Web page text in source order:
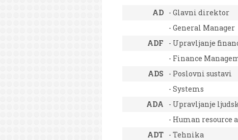
AD - Glavni direktor
- General Manager
ADF
- Upravljanje
- Finance
ADS
- Poslovni sustavi
- Systems
ADA
- Upravljanje
- Human
ADT - Tehnika